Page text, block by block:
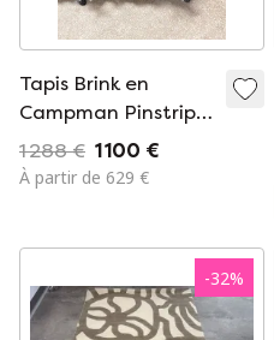
Tapis Brink en
Campman Pinstripe
Dots noir 200x300
1 288 € 1 100 €
À partir de 629 €
-32%